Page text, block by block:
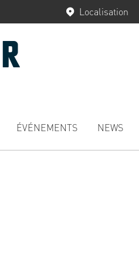
Localisation
ÉVÉNEMENTS NEWS